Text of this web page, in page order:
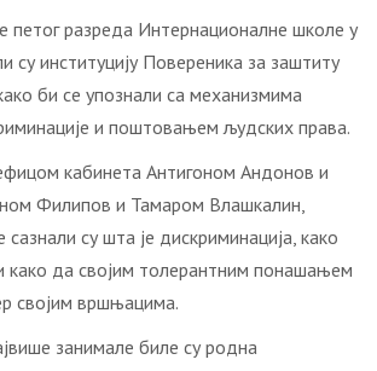
петог разреда Интернационалне школе у
су институцију Повереника за заштиту
би се упознали са механизмима
и поштовањем људских права.
кабинета Антигоном Андонов и
Филипов и Тамаром Влашкалин,
сазнали су шта је дискриминација, како
како да својим толерантним понашањем
својим вршњацима.
занимале биле су родна